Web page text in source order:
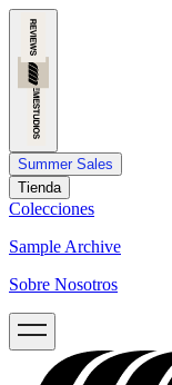
Summer Sales
Tienda
Colecciones
Sample Archive
Sobre Nosotros